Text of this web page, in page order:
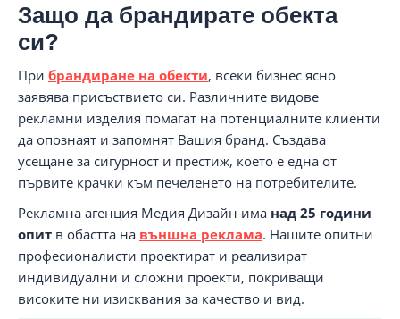
Защо да брандирате обекта
си?
При брандиране на обекти, всеки бизнес ясно
заявява присъствието си. Различните видове
рекламни изделия помагат на потенциалните клиенти
да опознаят и запомнят Вашия бранд. Създава
усещане за сигурност и престиж, което е една от
първите крачки към печеленето на потребителите.
Рекламна агенция Медия Дизайн има над 25 години
опит в обастта на външна реклама. Нашите опитни
професионалисти проектират и реализират
индивидуални и сложни проекти, покриващи
високите ни изисквания за качество и вид.